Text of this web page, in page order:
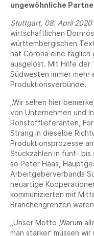
ungewöhnliche
Stuttgart, 08. April 2020
wirtschaftlichen
württembergischen
hat Corona eine
ausgelöst. Mit Hilfe der
Südwesten immer
Produktionsverbünde.
„Wir sehen hier
von Unternehmen und
Rohstofflieferanten,
Strang in dieselbe
Produktionsprozesse
Stückzahlen in fünf- bis
so Peter Haas,
Arbeitgeberverbands
neuartige
kommunizierten mit
Branchengrenzen
„Unser Motto ‚Warum
man stärker‘ müssen